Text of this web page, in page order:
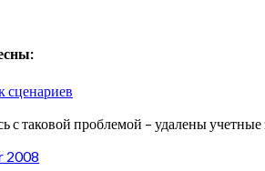
сценариев
с таковой проблемой – удалены
2008